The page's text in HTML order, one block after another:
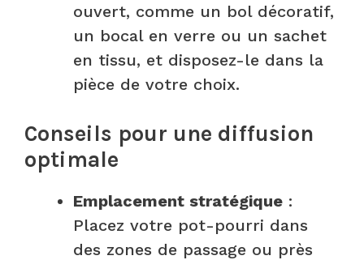
ouvert, comme un bol décoratif,
un bocal en verre ou un sachet
en tissu, et disposez-le dans la
pièce de votre choix.
Conseils pour une diffusion
optimale
Emplacement stratégique :
Placez votre pot-pourri dans
des zones de passage ou près